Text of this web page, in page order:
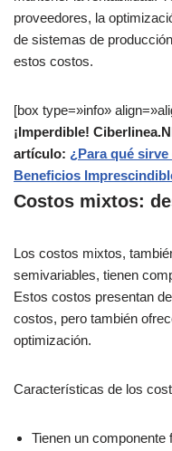
proveedores, la
de sistemas de
estos costos.
[box type=»info»
¡Imperdible!
artículo: ¿Para qué
Beneficios
Costos mixtos:
Los costos mixtos,
semivariables, tienen
Estos costos presentan
costos, pero también
optimización.
Características de los
Tienen un